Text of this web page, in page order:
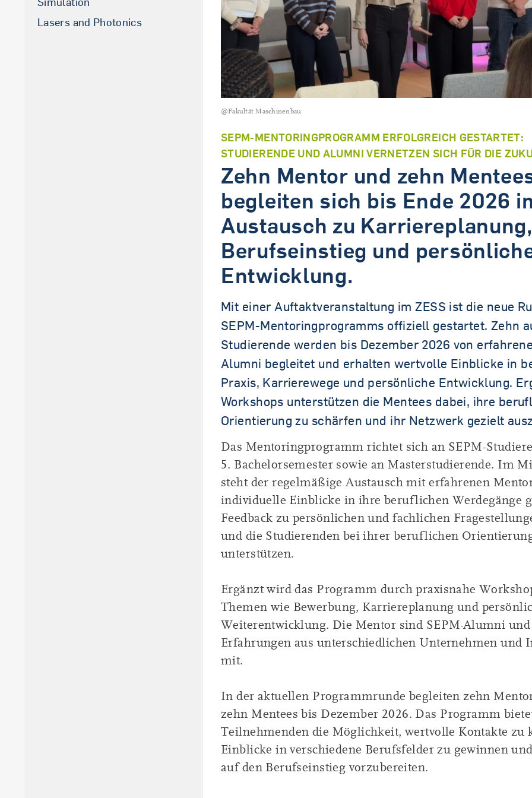
Tandem.MINT
La­sers and Pho­to­nics
@Fakultät Maschinenbau
SEPM-MENTORINGPROGRAMM ERFOLGREICH GESTARTET:
STUDIERENDE UND ALUMNI VERNETZEN SICH FÜR DIE
Zehn Mentor und zehn
begleiten sich bis Ende 2026
Austausch zu Karriereplanung,
Berufseinstieg und
Entwicklung.
Mit einer Auftaktveranstaltung im ZESS ist die neue
SEPM-Mentoringprogramms offiziell gestartet. Zehn
Studierende werden bis Dezember 2026 von
Alumni begleitet und erhalten wertvolle Einblicke in
Praxis, Karrierewege und persönliche Entwicklung.
Workshops unterstützen die Mentees dabei, ihre
Orientierung zu schärfen und ihr Netzwerk gezielt
Das Mentoringprogramm richtet sich an SEPM-
5. Bachelorsemester sowie an Masterstudierende. Im
steht der regelmäßige Austausch mit erfahrenen
individuelle Einblicke in ihre beruflichen Werdegänge
Feedback zu persönlichen und fachlichen
und die Studierenden bei ihrer beruflichen
unterstützen.
Ergänzt wird das Programm durch praxisnahe
Themen wie Bewerbung, Karriereplanung und
Weiterentwicklung. Die Mentor sind SEPM-Alumni
Erfahrungen aus unterschiedlichen Unternehmen und
mit.
In der aktuellen Programmrunde begleiten zehn
zehn Mentees bis Dezember 2026. Das Programm
Teilnehmenden die Möglichkeit, wertvolle Kontakte zu
Einblicke in verschiedene Berufsfelder zu gewinnen
auf den Berufseinstieg vorzubereiten.